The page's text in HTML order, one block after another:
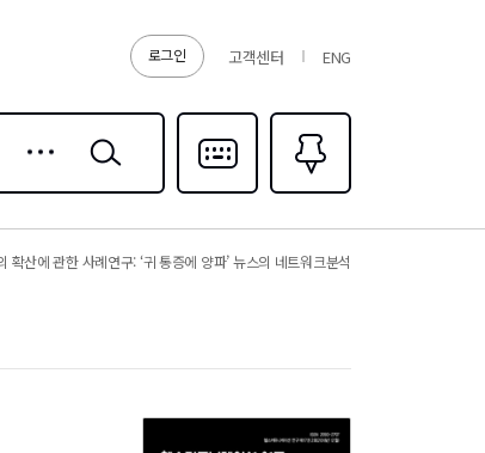
로그인 고객센터 ENG
검색
다국어입력
즐겨찾기0
산에 관한 사례연구: ‘귀 통증에 양파’ 뉴스의 네트워크분석